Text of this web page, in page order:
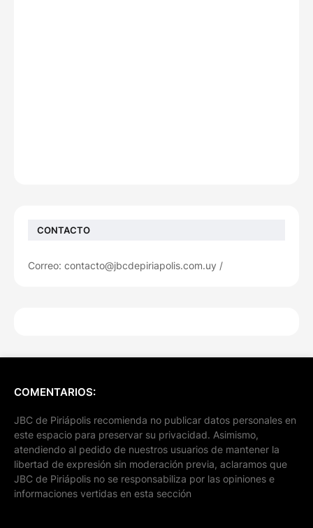
CONTACTO
Correo: contacto@jbcdepiriapolis.com.uy /
COMENTARIOS:
JBC de Piriápolis recomienda no publicar datos personales en
este espacio para preservar su privacidad. Asimismo,
atendiendo al pedido de nuestros usuarios de mantener la
libertad de expresión sin moderación previa, aclaramos que
JBC de Piriápolis no se responsabiliza por las opiniones e
informaciones vertidas en esta sección